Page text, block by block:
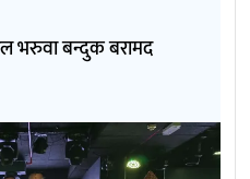
भरुवा बन्दुक बरामद